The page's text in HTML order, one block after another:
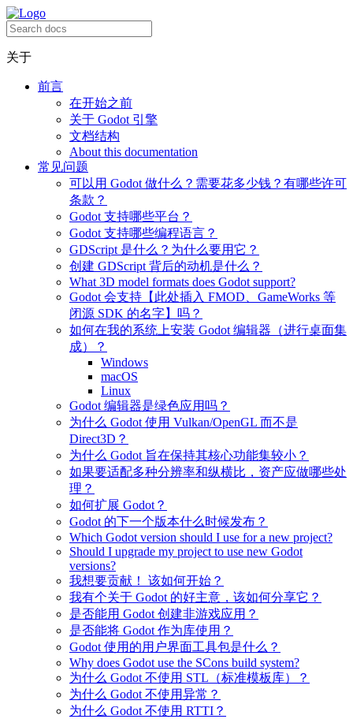
关于
前言
在开始之前
关于 Godot 引擎
文档结构
About this documentation
常见问题
可以用 Godot 做什么？需要花多少钱？有哪些许可
条款？
Godot 支持哪些平台？
Godot 支持哪些编程语言？
GDScript 是什么？为什么要用它？
创建 GDScript 背后的动机是什么？
What 3D model formats does Godot support?
Godot 会支持【此处插入 FMOD、GameWorks 等
闭源 SDK 的名字】吗？
如何在我的系统上安装 Godot 编辑器（进行桌面集
成）？
Windows
macOS
Linux
Godot 编辑器是绿色应用吗？
为什么 Godot 使用 Vulkan/OpenGL 而不是
Direct3D？
为什么 Godot 旨在保持其核心功能集较小？
如果要适配多种分辨率和纵横比，资产应做哪些处
理？
如何扩展 Godot？
Godot 的下一个版本什么时候发布？
Which Godot version should I use for a new project?
Should I upgrade my project to use new Godot
versions?
我想要贡献！ 该如何开始？
我有个关于 Godot 的好主意，该如何分享它？
是否能用 Godot 创建非游戏应用？
是否能将 Godot 作为库使用？
Godot 使用的用户界面工具包是什么？
Why does Godot use the SCons build system?
为什么 Godot 不使用 STL（标准模板库）？
为什么 Godot 不使用异常？
为什么 Godot 不使用 RTTI？